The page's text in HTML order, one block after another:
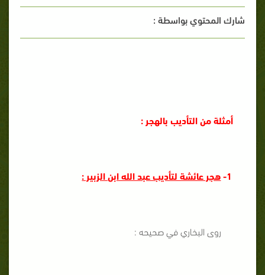
شارك المحتوي بواسطة :
أمثلة من التأديب بالهجر :
1- هجر عائشة لتأديب عبد الله ابن الزبير :
روى البخاري في صحيحه :